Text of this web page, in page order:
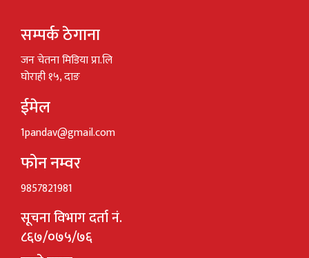
सम्पर्क ठेगाना
जन चेतना मिडिया प्रा.लि
घोराही १५, दाङ
ईमेल
1pandav@gmail.com
फोन नम्वर
9857821981
सूचना विभाग दर्ता नं.
८६७/०७५/७६